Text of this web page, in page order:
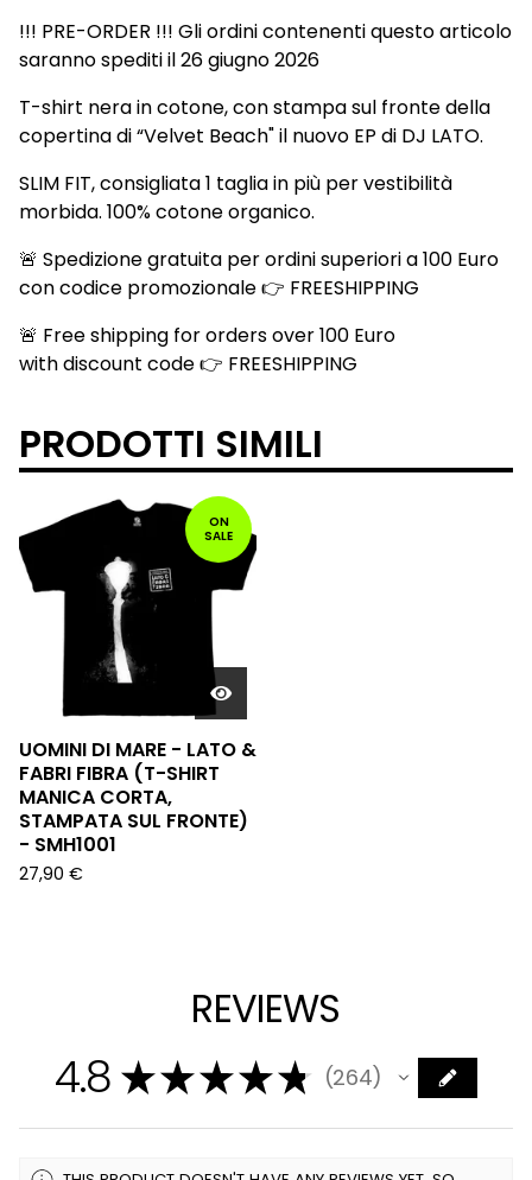
!!! PRE-ORDER !!! Gli ordini contenenti questo articolo
saranno spediti il 26 giugno 2026
T-shirt nera in cotone, con stampa sul fronte della
copertina di “Velvet Beach" il nuovo EP di DJ LATO.
SLIM FIT, consigliata 1 taglia in più per vestibilità
morbida. 100% cotone organico.
🚨 Spedizione gratuita per ordini superiori a 100 Euro
con codice promozionale 👉 FREESHIPPING
🚨 Free shipping for orders over 100 Euro
with discount code 👉 FREESHIPPING
PRODOTTI SIMILI
ON
SALE
UOMINI DI MARE - LATO &
FABRI FIBRA (T-SHIRT
MANICA CORTA,
STAMPATA SUL FRONTE)
- SMH1001
27,90 €
REVIEWS
4.8 ★★★★★ 264
264